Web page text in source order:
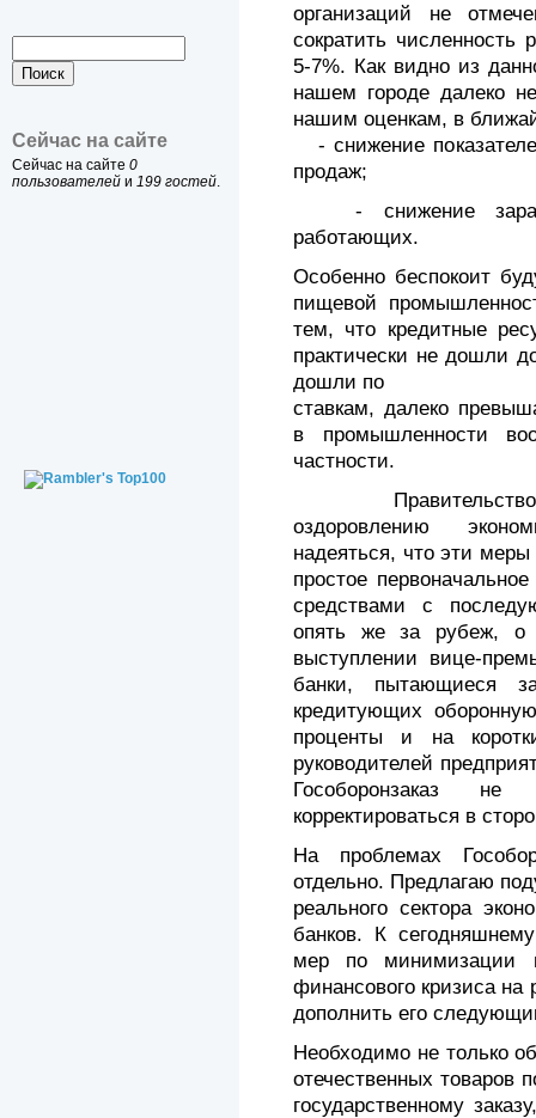
Сейчас на сайте
Сейчас на сайте 0
пользователей и 199 гостей.
организаций не
сократить
5-7%. Как видно из
нашем городе далеко
нашим оценкам, в
- снижение
продаж;
- снижение
работающих.
Особенно беспокоит
пищевой
тем, что кредитные
практически не дошли
дошли по
ставкам, далеко
в промышленности
частности.
Правительство РФ
оздоровлению
надеяться, что эти
простое
средствами с
опять же за рубеж, о
выступлении вице-
банки, пытающиеся
кредитующих
проценты и на
руководителей
Гособоронзаказ
корректироваться в
На проблемах
отдельно. Предлагаю
реального сектора
банков. К
мер по минимизации
финансового кризиса на
дополнить его
Необходимо не только
отечественных товаров
государственному